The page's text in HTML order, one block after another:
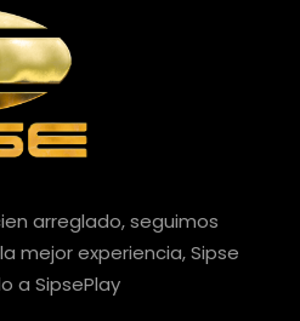
arreglado, seguimos
mejor experiencia, Sipse
a SipsePlay